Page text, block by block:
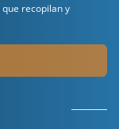
recopilan y